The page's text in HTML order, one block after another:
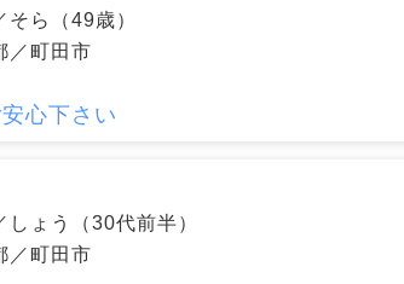
そら（49歳）
／町田市
心下さい
しょう（30代前半）
／町田市